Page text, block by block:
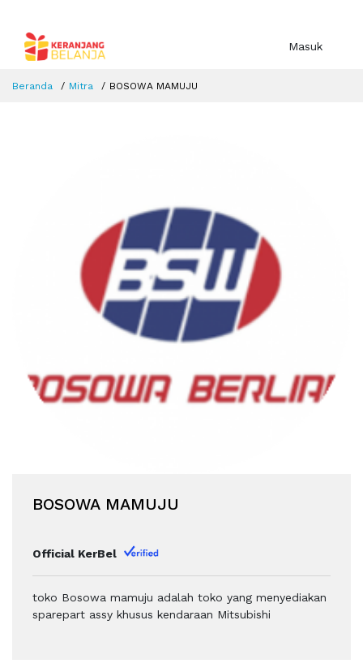
Masuk
Beranda Mitra BOSOWA MAMUJU
BOSOWA MAMUJU
Official KerBel
toko Bosowa mamuju adalah toko yang menyediakan
sparepart assy khusus kendaraan Mitsubishi